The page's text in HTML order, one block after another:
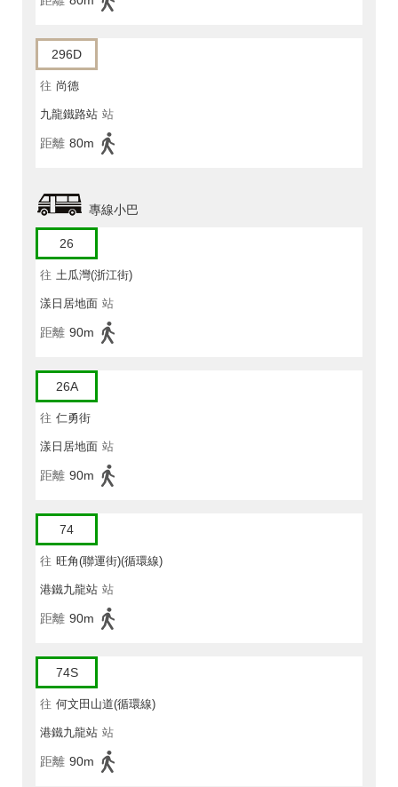
296D
往 尚德
九龍鐵路站 站
距離 80m
專線小巴
26
往 土瓜灣(浙江街)
漾日居地面 站
距離 90m
26A
往 仁勇街
漾日居地面 站
距離 90m
74
往 旺角(聯運街)(循環線)
港鐵九龍站 站
距離 90m
74S
往 何文田山道(循環線)
港鐵九龍站 站
距離 90m